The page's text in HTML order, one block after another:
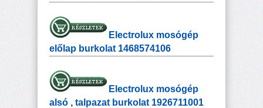
Electrolux mosógép
előlap burkolat 1468574106
Electrolux mosógép
alsó , talpazat burkolat 1926711001